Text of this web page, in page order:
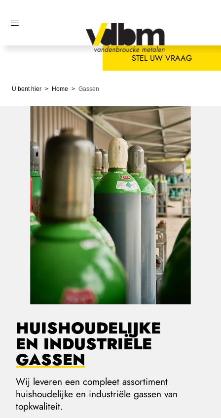
STEL UW VRAAG
U bent hier Home Gassen
HUISHOUDELIJKE
EN INDUSTRIËLE
GASSEN
Wij leveren een compleet assortiment
huishoudelijke en industriële gassen van
topkwaliteit.